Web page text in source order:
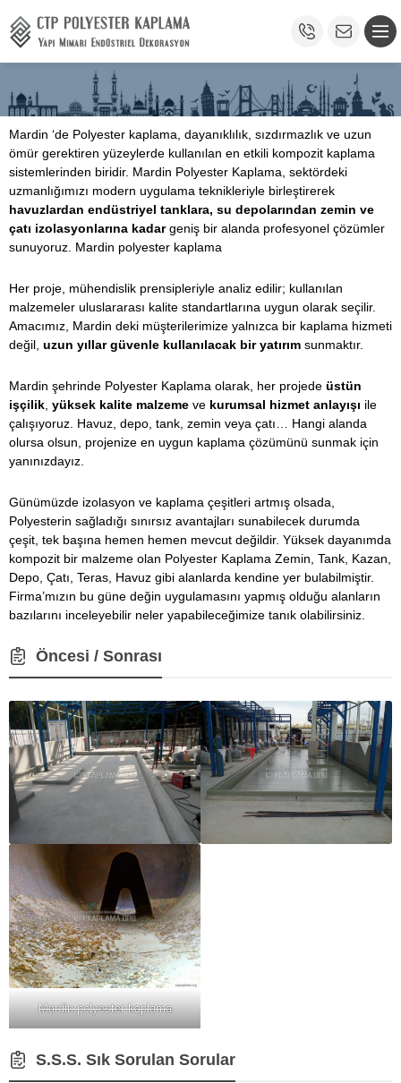
Mardin ‘de Polyester kaplama, dayanıklılık, sızdırmazlık ve uzun
ömür gerektiren yüzeylerde kullanılan en etkili kompozit kaplama
sistemlerinden biridir. Mardin Polyester Kaplama, sektördeki
uzmanlığımızı modern uygulama teknikleriyle birleştirerek
havuzlardan endüstriyel tanklara, su depolarından zemin ve
çatı izolasyonlarına kadargeniş bir alanda profesyonel çözümler
sunuyoruz. Mardin polyester kaplama
Her proje, mühendislik prensipleriyle analiz edilir; kullanılan
malzemeler uluslararası kalite standartlarına uygun olarak seçilir.
Amacımız, Mardin deki müşterilerimize yalnızca bir kaplama hizmeti
değil, uzun yıllar güvenle kullanılacak bir yatırım sunmaktır.
Mardin şehrinde Polyester Kaplama olarak, her projede üstün
işçilik yüksek kalite malzeme ve kurumsal hizmet anlayışı ile
çalışıyoruz. Havuz, depo, tank, zemin veya çatı… Hangi alanda
olursa olsun, projenize en uygun kaplama çözümünü sunmak için
yanınızdayız.
Günümüzde izolasyon ve kaplama çeşitleri artmış olsada,
Polyesterin sağladığı sınırsız avantajları sunabilecek durumda
çeşit, tek başına hemen hemen mevcut değildir. Yüksek dayanımda
kompozit bir malzeme olan Polyester Kaplama Zemin, Tank, Kazan,
Depo, Çatı, Teras, Havuz gibi alanlarda kendine yer bulabilmiştir.
Firma’mızın bu güne değin uygulamasını yapmış olduğu alanların
bazılarını inceleyebilir neler yapabileceğimize tanık olabilirsiniz.
Öncesi / Sonrası
Mardin polyester kaplama
S.S.S. Sık Sorulan Sorular